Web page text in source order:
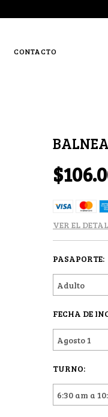
CONTACTO
VER EL
PASAPORTE:
FECHA DE
TURNO: